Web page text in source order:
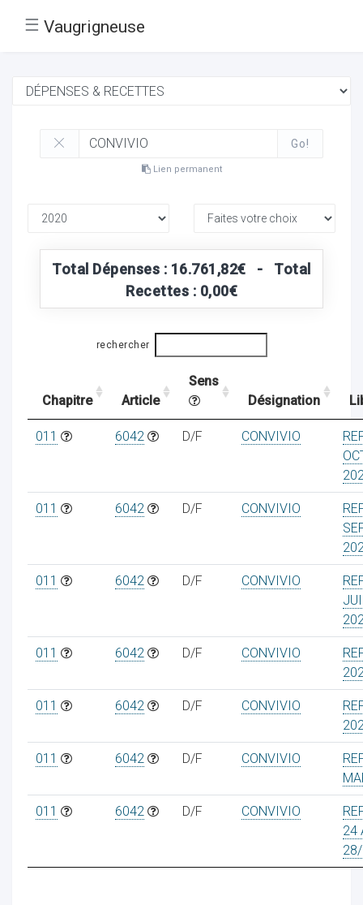
☰ Vaugrigneuse
Go!
Lien permanent
Total Dépenses : 16.761,82€ - Total
Recettes : 0,00€
rechercher
Chapitre Article
Sens
Désignation
011 6042 D/F CONVIVIO
011 6042 D/F CONVIVIO
011 6042 D/F CONVIVIO
011 6042 D/F CONVIVIO
011 6042 D/F CONVIVIO
011 6042 D/F CONVIVIO
011 6042 D/F CONVIVIO
24